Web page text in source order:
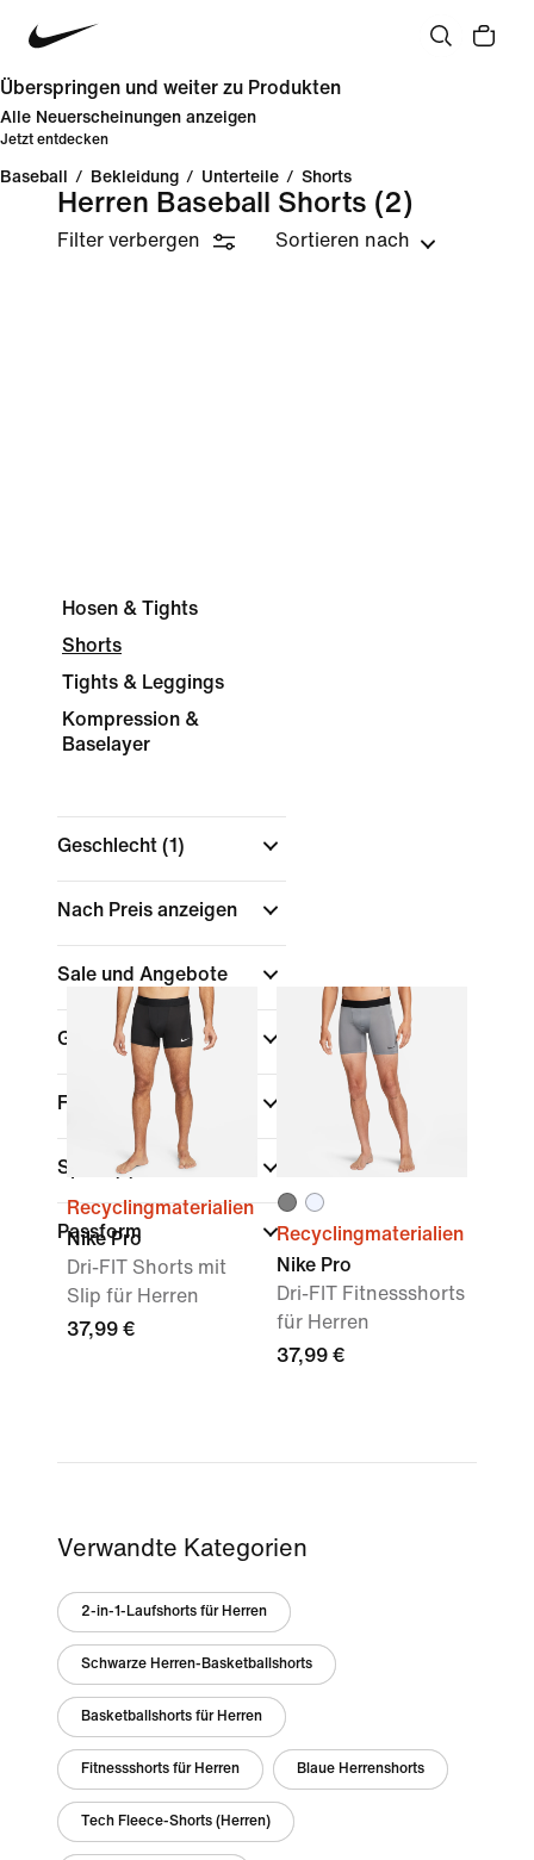
Überspringen und weiter zu Produkten
Alle Neuerscheinungen anzeigen
Jetzt entdecken
Baseball / Bekleidung / Unterteile / Shorts
Herren Baseball Shorts (2)
Filter verbergen Sortieren nach
Hosen & Tights
Shorts
Tights & Leggings
Kompression &
Baselayer
Geschlecht (1)
Nach Preis anzeigen
Sale und Angebote
Größe
Farbe
Sport (1)
Passform
Recyclingmaterialien
Nike Pro
Dri-FIT Shorts mit
Slip für Herren
37,99 €
Recyclingmaterialien
Nike Pro
Dri-FIT Fitnessshorts
für Herren
37,99 €
Verwandte Kategorien
2-in-1-Laufshorts für Herren
Schwarze Herren-Basketballshorts
Basketballshorts für Herren
Fitnessshorts für Herren Blaue Herrenshorts
Tech Fleece-Shorts (Herren)